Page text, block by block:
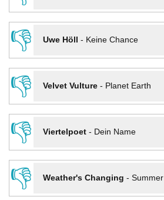
👎
Uwe Höll - Keine Chance
👎
Velvet Vulture- Planet Earth
👎
Viertelpoet- Dein Name
👎
Weather's Changing - Summer